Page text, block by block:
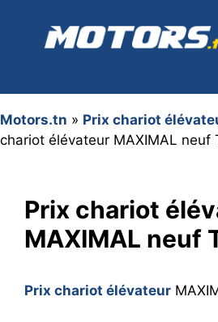
contenu
Motors.tn » Prix chariot
chariot élévateur MAXIMAL neuf
Prix chariot
MAXIMAL neuf
Prix chariot élévateur